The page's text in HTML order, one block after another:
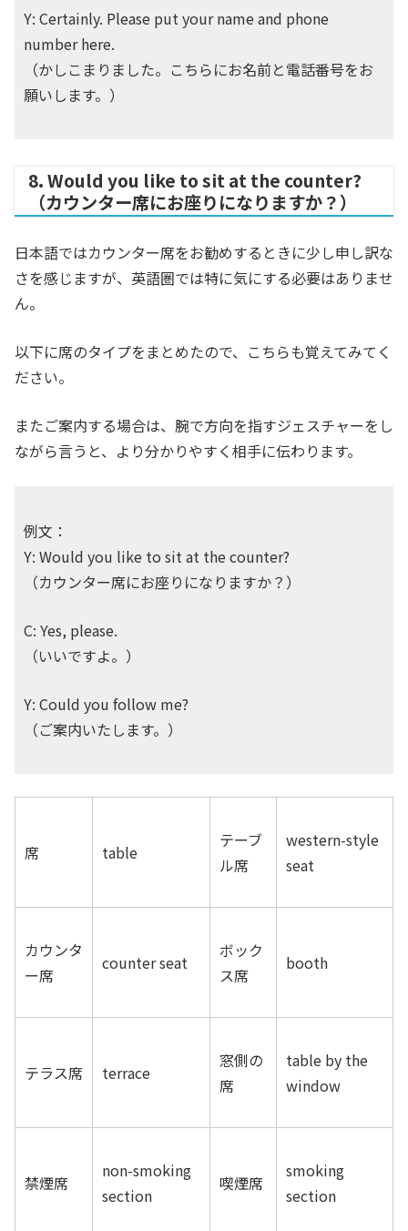
Y: Certainly. Please put your name and phone
number here.
（かしこまりました。こちらにお名前と電話番号をお
願いします。）
8. Would you like to sit at the counter?
（カウンター席にお座りになりますか？）
日本語ではカウンター席をお勧めするときに少し申し訳な
さを感じますが、英語圏では特に気にする必要はありませ
ん。
以下に席のタイプをまとめたので、こちらも覚えてみてく
ださい。
またご案内する場合は、腕で方向を指すジェスチャーをし
ながら言うと、より分かりやすく相手に伝わります。
例文：
Y: Would you like to sit at the counter?
（カウンター席にお座りになりますか？）
C: Yes, please.
（いいですよ。）
Y: Could you follow me?
（ご案内いたします。）
席 table
テーブ
ル席
western-style
seat
カウンタ
ー席
counter seat
ボック
ス席
booth
テラス席 terrace
窓側の
席
table by the
window
禁煙席
non-smoking
section
喫煙席
smoking
section